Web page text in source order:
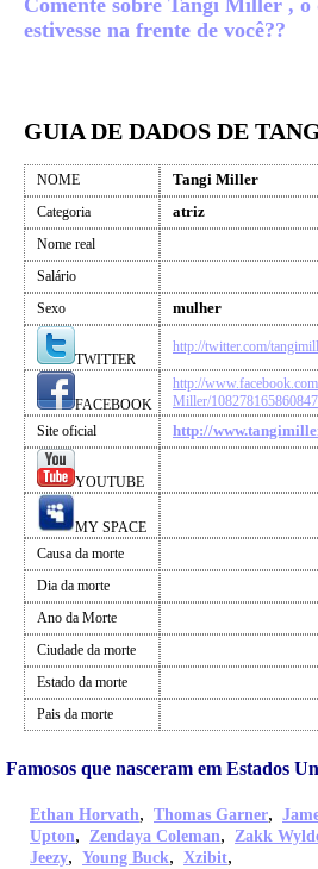
Comente sobre Tangi Miller , o
estivesse na frente de você??
GUIA DE DADOS DE
NOME Tangi Miller
Categoria atriz
Nome real
Salário
Sexo
mulher
TWITTER
http://twitter.com/
FACEBOOK
http://
Miller/108278165860847
Site oficial
http://
YOUTUBE
MY SPACE
Causa da morte
Dia da morte
Ano da Morte
Ciudade da morte
Estado da morte
Pais da morte
Famosos que nasceram em Estados
Ethan Horvath, Thomas Garner,
Upton, Zendaya Coleman, Zakk
Jeezy, Young Buck, Xzibit,